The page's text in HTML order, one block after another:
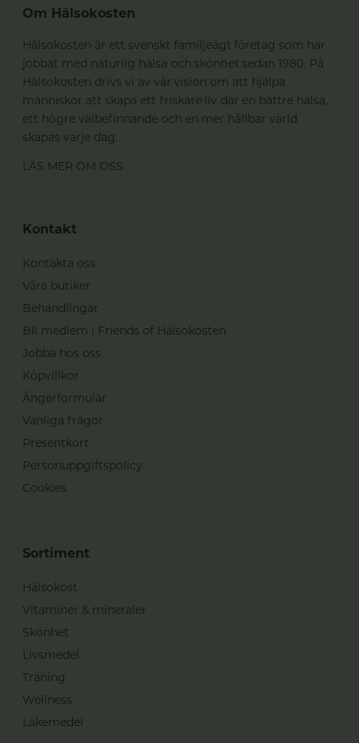
Om Hälsokosten
Hälsokosten är ett svenskt familjeägt företag som har
jobbat med naturlig hälsa och skönhet sedan 1980. På
Hälsokosten drivs vi av vår vision om att hjälpa
människor att skapa ett friskare liv där en bättre hälsa,
ett högre välbefinnande och en mer hållbar värld
skapas varje dag.
LÄS MER OM OSS
Kontakt
Kontakta oss
Våra butiker
Behandlingar
Bli medlem i Friends of Hälsokosten
Jobba hos oss
Köpvillkor
Ångerformulär
Vanliga frågor
Presentkort
Personuppgiftspolicy
Cookies
Sortiment
Hälsokost
Vitaminer & mineraler
Skönhet
Livsmedel
Träning
Wellness
Läkemedel